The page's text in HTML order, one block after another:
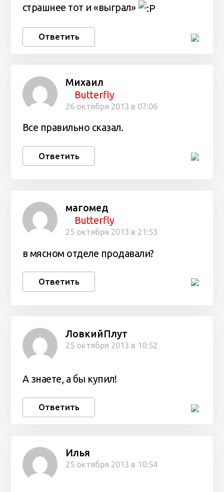
страшнее тот и «выграл»
Ответить
Михаил
Butterfly
26 октября 2013 в 07:06
Все правильно сказал.
Ответить
магомед
Butterfly
25 октября 2013 в 21:53
в мясном отделе продавали?
Ответить
ЛовкийПлут
25 октября 2013 в 10:52
А знаете, а бы купил!
Ответить
Илья
25 октября 2013 в 10:54